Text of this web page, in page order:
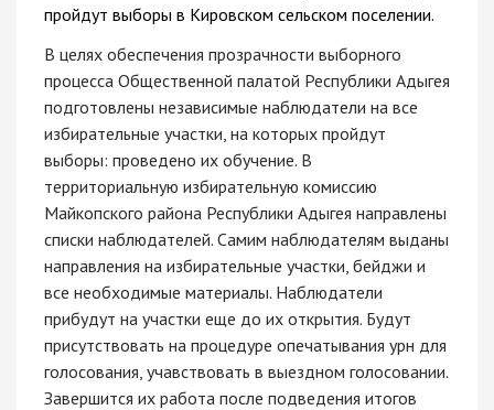
пройдут выборы в Кировском сельском поселении.
В целях обеспечения прозрачности выборного
процесса Общественной палатой Республики Адыгея
подготовлены независимые наблюдатели на все
избирательные участки, на которых пройдут
выборы: проведено их обучение. В
территориальную избирательную комиссию
Майкопского района Республики Адыгея направлены
списки наблюдателей. Самим наблюдателям выданы
направления на избирательные участки, бейджи и
все необходимые материалы. Наблюдатели
прибудут на участки еще до их открытия. Будут
присутствовать на процедуре опечатывания урн для
голосования, учавствовать в выездном голосовании.
Завершится их работа после подведения итогов